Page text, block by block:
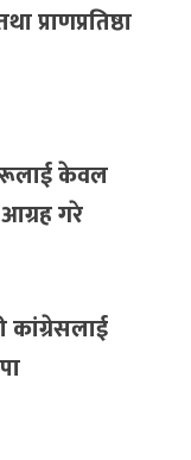
प्राणप्रतिष्ठा
केवल
गरे
कांग्रेसलाई